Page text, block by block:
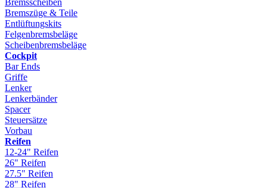
Bremszüge & Teile
Entlüftungskits
Felgenbremsbeläge
Scheibenbremsbeläge
Cockpit
Bar Ends
Griffe
Lenker
Lenkerbänder
Spacer
Steuersätze
Vorbau
Reifen
12-24" Reifen
26" Reifen
27.5" Reifen
28" Reifen